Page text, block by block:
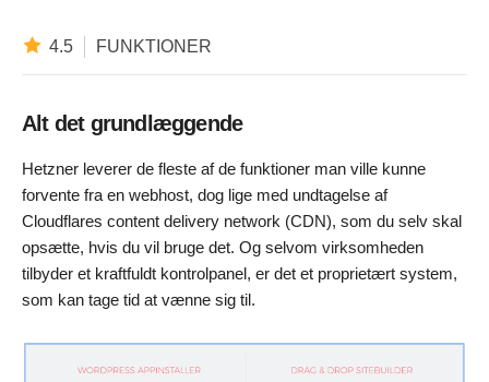
4.5 FUNKTIONER
Alt det grundlæggende
Hetzner leverer de fleste af de funktioner man ville kunne
forvente fra en webhost, dog lige med undtagelse af
Cloudflares content delivery network (CDN), som du selv skal
opsætte, hvis du vil bruge det. Og selvom virksomheden
tilbyder et kraftfuldt kontrolpanel, er det et proprietært system,
som kan tage tid at vænne sig til.